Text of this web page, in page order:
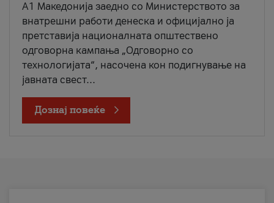
A1 Македонија заедно со Министерството за
внатрешни работи денеска и официјално ја
претставија националната општествено
одговорна кампања „Одговорно со
технологијата“, насочена кон подигнување на
јавната свест...
Дознај повеќе